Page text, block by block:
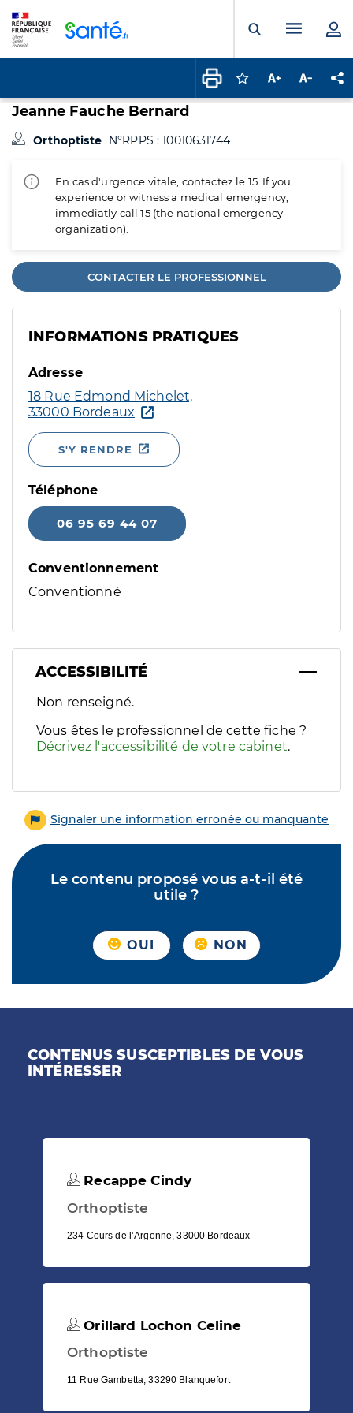
Ouvrir laMenu
Connectez-vous
Augmenter la
Jeanne Fauche Bernard
Orthoptiste N°RPPS : 10010631744
En cas d'urgence vitale, contactez le 15. If you
experience or witness a medical emergency,
immediatly call 15 (the national emergency
organization).
CONTACTER LE PROFESSIONNEL
INFORMATIONS PRATIQUES
Adresse
18 Rue Edmond Michelet,
33000 Bordeaux
S'Y RENDRE
Téléphone
06 95 69 44 07
Conventionnement
Conventionné
ACCESSIBILITÉ
Filtres
Sélectionnez un ou plusieurs handicaps/besoins
Non renseigné.
Vous êtes le professionnel de cette fiche ?
Décrivez l'accessibilité de votre cabinet.
Signaler une information erronée ou manquante
Le contenu proposé vous a-t-il été
utile ?
OUI NON
CONTENUS SUSCEPTIBLES DE VOUS
INTÉRESSER
Recappe Cindy
Orthoptiste
234 Cours de l’Argonne, 33000 Bordeaux
Orillard Lochon Celine
Orthoptiste
11 Rue Gambetta, 33290 Blanquefort